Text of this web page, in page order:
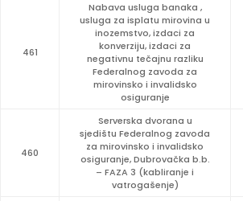
461
Nabava usluga banaka ,
usluga za isplatu mirovina u
inozemstvo, izdaci za
konverziju, izdaci za
negativnu tečajnu razliku
Federalnog zavoda za
mirovinsko i invalidsko
osiguranje
460
Serverska dvorana u
sjedištu Federalnog zavoda
za mirovinsko i invalidsko
osiguranje, Dubrovačka b.b.
– FAZA 3 (kabliranje i
vatrogašenje)